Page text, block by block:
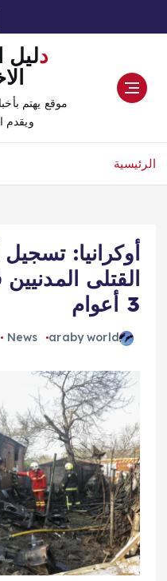
دليل الخدمات
موقع يهتم
ويقدم
الرئيسية
أوكرانيا:
القتلى
3 أعوام
araby world
News